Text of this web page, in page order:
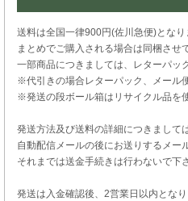
送料は全国一律900円(佐川急便)となり
まとめでご購入される場合は同梱させ
一部商品につきましては、レターパッ
※代引きの場合レターパック、メール
※発送の段ボール箱はリサイクル品を
発送方法及び送料の詳細につきましては
自動配信メールの後にお送りするメー
それまでは送金手続きは行わないで下
発送は入金確認後、2営業日以内となり